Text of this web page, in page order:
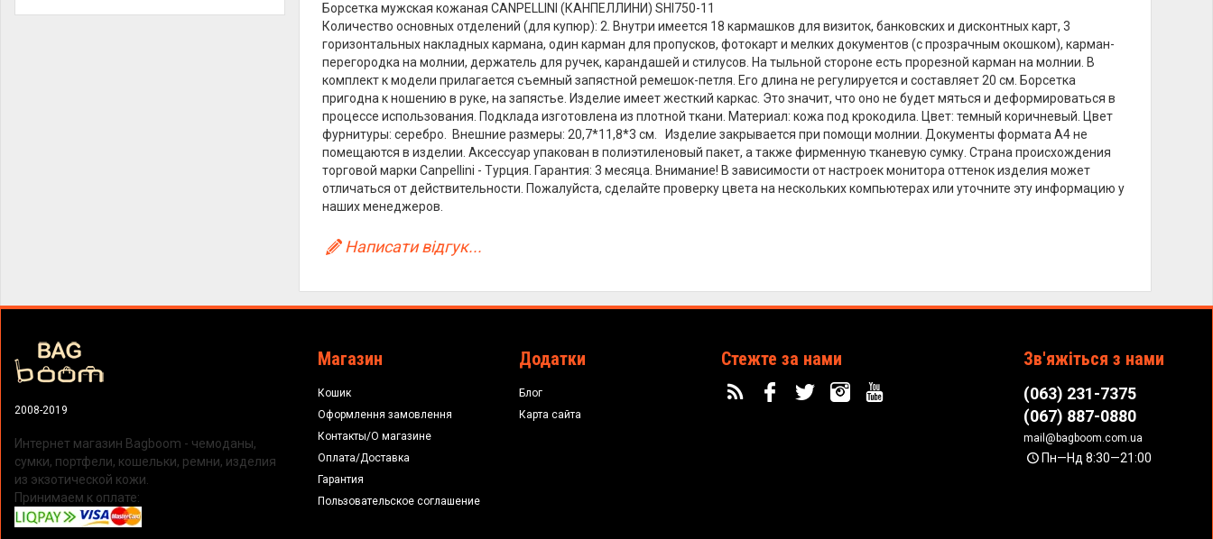
Борсетка мужская кожаная CANPELLINI (КАНПЕЛЛИНИ) SHI750-11
Количество основных отделений (для купюр): 2. Внутри имеется 18 кармашков для визиток, банковских и дисконтных карт, 3
горизонтальных накладных кармана, один карман для пропусков, фотокарт и мелких документов (с прозрачным окошком), карман-
перегородка на молнии, держатель для ручек, карандашей и стилусов. На тыльной стороне есть прорезной карман на молнии. В
комплект к модели прилагается съемный запястной ремешок-петля. Его длина не регулируется и составляет 20 см. Борсетка
пригодна к ношению в руке, на запястье. Изделие имеет жесткий каркас. Это значит, что оно не будет мяться и деформироваться в
процессе использования. Подклада изготовлена из плотной ткани. Материал: кожа под крокодила. Цвет: темный коричневый. Цвет
фурнитуры: серебро. Внешние размеры: 20,7*11,8*3 см. Изделие закрывается при помощи молнии. Документы формата А4 не
помещаются в изделии. Аксессуар упакован в полиэтиленовый пакет, а также фирменную тканевую сумку. Страна происхождения
торговой марки Canpellini - Турция. Гарантия: 3 месяца. Внимание! В зависимости от настроек монитора оттенок изделия может
отличаться от действительности. Пожалуйста, сделайте проверку цвета на нескольких компьютерах или уточните эту информацию у
наших менеджеров.
Написати відгук...
2008-2019
Интернет магазин Bagboom - чемоданы,
сумки, портфели, кошельки, ремни, изделия
из экзотической кожи.
Принимаем к оплате:
Магазин
Кошик
Оформлення замовлення
Контакты/О магазине
Оплата/Доставка
Гарантия
Пользовательское соглашение
Додатки
Блог
Карта сайта
Стежте за нами Зв'яжіться з нами
(063) 231-7375
(067) 887-0880
mail@bagboom.com.ua
Пн—Нд 8:30—21:00